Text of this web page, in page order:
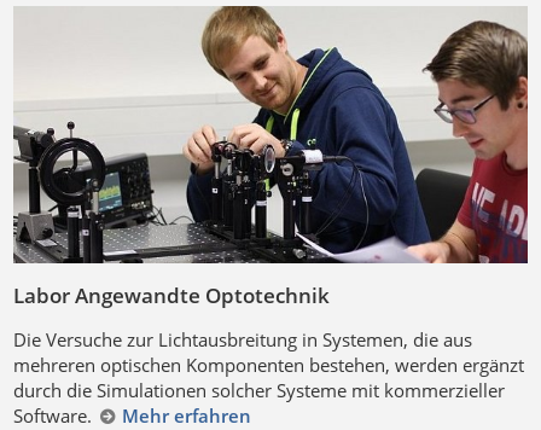
Labor Angewandte Optotechnik
Die Versuche zur Lichtausbreitung in Systemen, die aus
mehreren optischen Komponenten bestehen, werden ergänzt
durch die Simulationen solcher Systeme mit kommerzieller
Software.
Mehr erfahren